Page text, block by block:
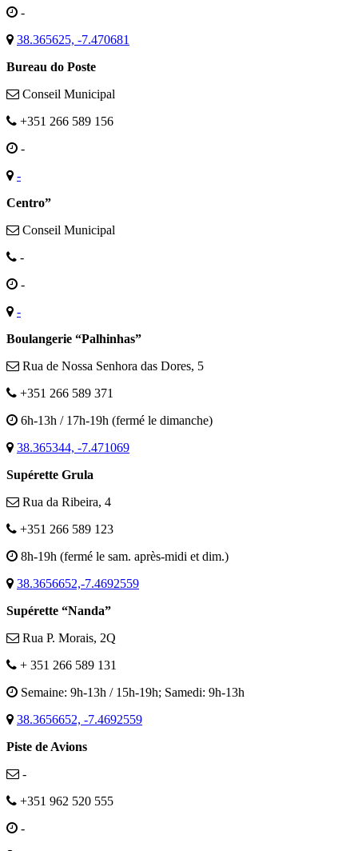
-
38.365625, -7.470681
Bureau do Poste
Conseil Municipal
+351 266 589 156
-
-
Centro”
Conseil Municipal
-
-
-
Boulangerie “Palhinhas”
Rua de Nossa Senhora das Dores, 5
+351 266 589 371
6h-13h / 17h-19h (fermé le dimanche)
38.365344, -7.471069
Supérette Grula
Rua da Ribeira, 4
+351 266 589 123
8h-19h (fermé le sam. après-midi et dim.)
38.3656652,-7.4692559
Supérette “Nanda”
Rua P. Morais, 2Q
+ 351 266 589 131
Semaine: 9h-13h / 15h-19h; Samedi: 9h-13h
38.3656652, -7.4692559
Piste de Avions
-
+351 962 520 555
-